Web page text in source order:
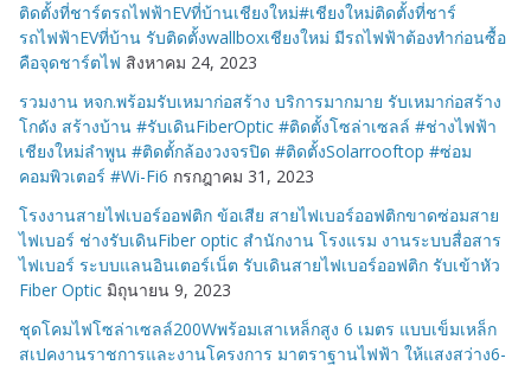
ติดตั้งที่ชาร์ตรถไฟฟ้าEVที่บ้านเชียงใหม่#เชียงใหม่ติดตั้งที่ชาร์
รถไฟฟ้าEVที่บ้าน รับติดตั้งwallboxเชียงใหม่ มีรถไฟฟ้าต้องทำก่อนซื้อ
คือจุดชาร์ตไฟ สิงหาคม 24, 2023
รวมงาน หจก.พร้อมรับเหมาก่อสร้าง บริการมากมาย รับเหมาก่อสร้าง
โกดัง สร้างบ้าน #รับเดินFiberOptic #ติดตั้งโซล่าเซลล์ #ช่างไฟฟ้า
เชียงใหม่ลำพูน #ติดตั้กล้องวงจรปิด #ติดตั้งSolarrooftop #ซ่อม
คอมพิวเตอร์ #Wi-Fi6 กรกฎาคม 31, 2023
โรงงานสายไฟเบอร์ออฟติก ข้อเสีย สายไฟเบอร์ออฟติกขาดซ่อมสาย
ไฟเบอร์ ช่างรับเดินFiber optic สำนักงาน โรงแรม งานระบบสื่อสาร
ไฟเบอร์ ระบบแลนอินเตอร์เน็ต รับเดินสายไฟเบอร์ออฟติก รับเข้าหัว
Fiber Optic มิถุนายน 9, 2023
ชุดโคมไฟโซล่าเซลล์200Wพร้อมเสาเหล็กสูง 6 เมตร แบบเข็มเหล็ก
สเปคงานราชการและงานโครงการ มาตราฐานไฟฟ้า ให้แสงสว่าง6-